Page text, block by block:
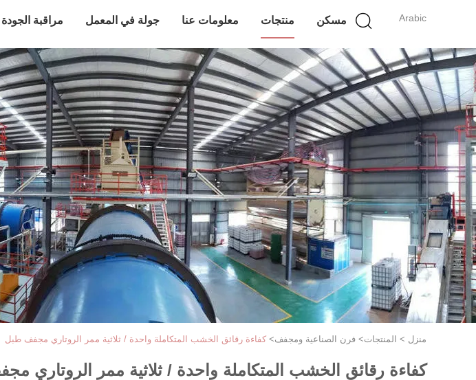
Arabic مسكن منتجات معلومات عنا جولة في المعمل مراقبة الجودة
منزل > المنتجات> فرن الصناعية ومجفف> كفاءة رقائق الخشب المتكاملة واحدة / ثلاثية ممر الروتاري مجفف طبل
كفاءة رقائق الخشب المتكاملة واحدة / ثلاثية ممر الروتاري